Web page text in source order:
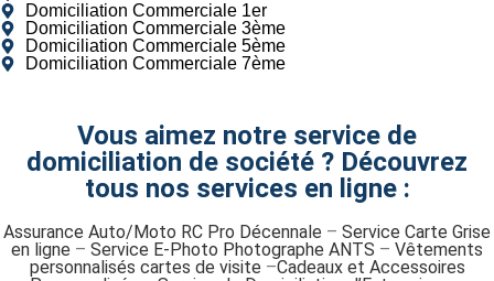
Domiciliation Commerciale 1er
Domiciliation Commerciale 3ème
Domiciliation Commerciale 5ème
Domiciliation Commerciale 7ème
Vous aimez notre service de
domiciliation de société ? Découvrez
tous nos services en ligne :
Assurance Auto/Moto RC Pro Décennale – Service Carte Grise
en ligne – Service E-Photo Photographe ANTS – Vêtements
personnalisés cartes de visite –Cadeaux et Accessoires